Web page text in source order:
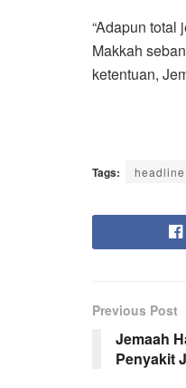
“Adapun total
Makkah
ketentuan,
Tags: headline
Previous Post
Jemaah
Penyakit